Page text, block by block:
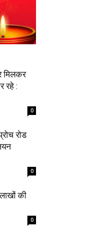
मिलकर
रहे :
0
रोड
0
की
0